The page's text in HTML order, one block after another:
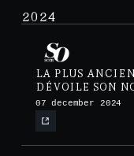
2024
LA PLUS
DÉVOILE SON
MIMOSA À
07 december 2024